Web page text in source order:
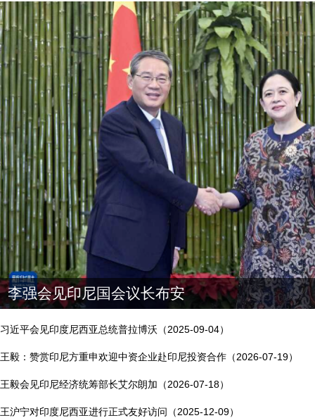
李强会见印尼国会议长布安
习近平会见印度尼西亚总统普拉博沃（2025-09-04）
王毅：赞赏印尼方重申欢迎中资企业赴印尼投资合作（2026-07-19）
王毅会见印尼经济统筹部长艾尔朗加（2026-07-18）
王沪宁对印度尼西亚进行正式友好访问（2025-12-09）
驻印尼使馆举行庆祝中国共产党成立105周